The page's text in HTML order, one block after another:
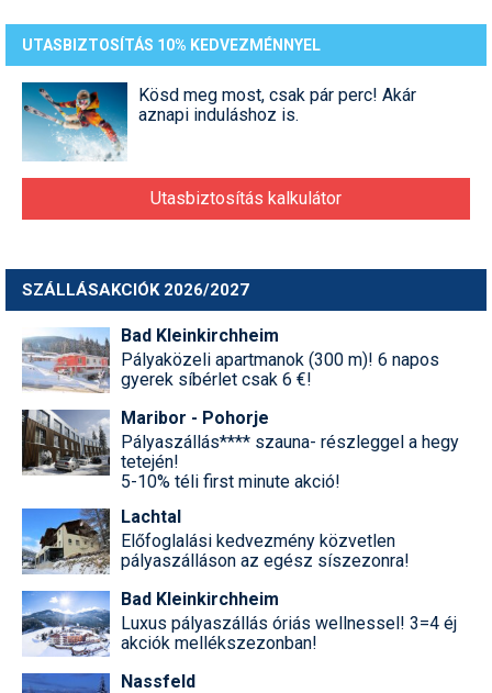
UTASBIZTOSÍTÁS 10% KEDVEZMÉNNYEL
Kösd meg most, csak pár perc! Akár
aznapi induláshoz is.
Utasbiztosítás kalkulátor
SZÁLLÁSAKCIÓK 2026/2027
Bad Kleinkirchheim
Pályaközeli apartmanok (300 m)! 6 napos
gyerek síbérlet csak 6 €!
Maribor - Pohorje
Pályaszállás**** szauna- részleggel a hegy
tetején!
5-10% téli first minute akció!
Lachtal
Előfoglalási kedvezmény közvetlen
pályaszálláson az egész síszezonra!
Bad Kleinkirchheim
Luxus pályaszállás óriás wellnessel! 3=4 éj
akciók mellékszezonban!
Nassfeld